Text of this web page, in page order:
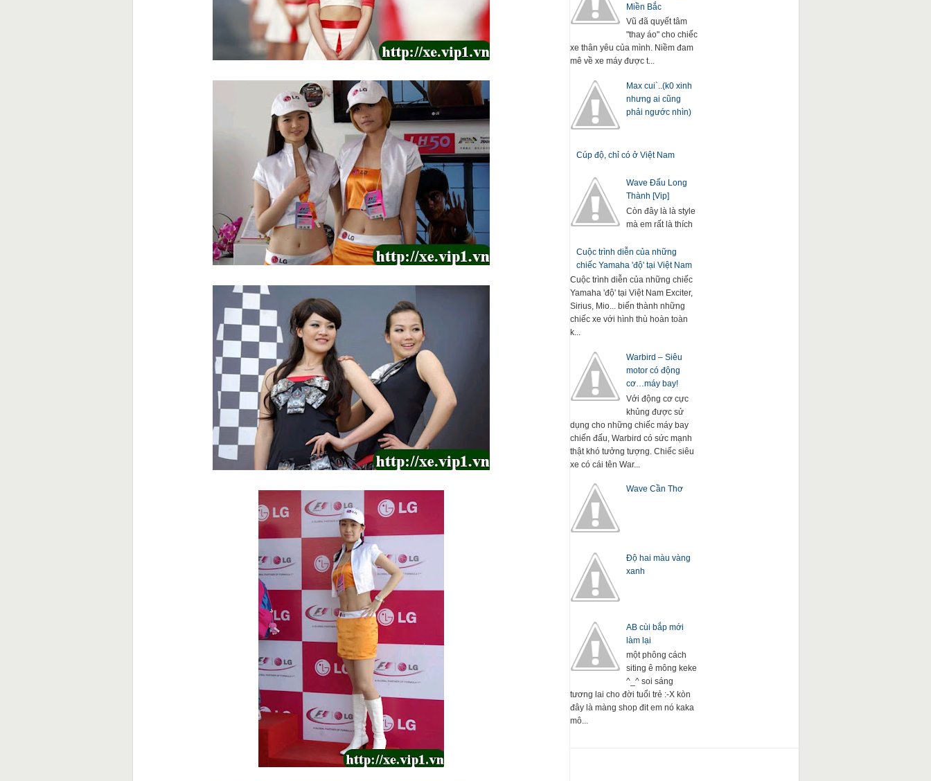
Miền Bắc
Vũ đã quyết tâm
"thay áo" cho chiếc
xe thân yêu của mình. Niềm đam
mê về xe máy được t...
Max cui`..(k0 xinh
nhưng ai cũng
phải ngước nhìn)
Cúp độ, chỉ có ở Việt Nam
Wave Đấu Long
Thành [Vip]
Còn đây là là style
mà em rất là thích
Cuộc trình diễn của những
chiếc Yamaha 'độ' tại Việt Nam
Cuộc trình diễn của những chiếc
Yamaha 'độ' tại Việt Nam Exciter,
Sirius, Mio... biến thành những
chiếc xe với hình thù hoàn toàn
k...
Warbird – Siêu
motor có động
cơ…máy bay!
Với động cơ cực
khủng được sử
dụng cho những chiếc máy bay
chiến đấu, Warbird có sức mạnh
thật khó tưởng tượng. Chiếc siêu
xe có cái tên War...
Wave Cần Thơ
Độ hai màu vàng
xanh
AB cùi bắp mới
làm lại
một phông cách
siting ê mông keke
^_^ soi sáng
tương lai cho đời tuổi trẻ :-X kòn
đây là màng shop đit em nó kaka
mô...